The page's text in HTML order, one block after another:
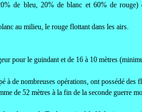
de bleu, 20% de blanc et 60% de
au milieu, le rouge flottant dans les airs.
pour le guindant et de 16 à 10 mètres
à de nombreuses opérations, ont possédé des
de 52 mètres à la fin de la seconde guerre